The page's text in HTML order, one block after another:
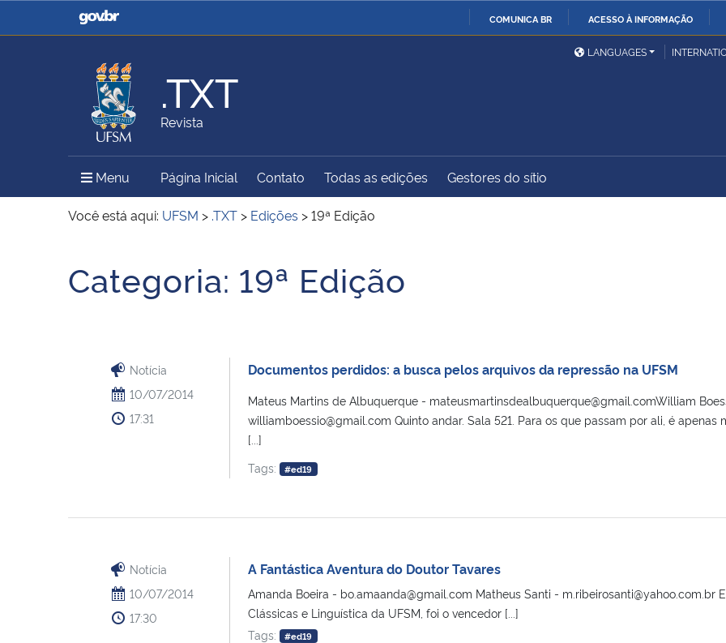
COMUNICA BR ACESSO À INFORMAÇÃO
Casa Civil
Ministério da Justiça e
Ministério da Defesa
Ministério das Relações
Exteriores
Ministério da Agricultura,
Pecuária e Abastecimento
Ministério do Meio Ambiente Ministério do Turismo
Ministério do
Secretaria de Governo
Gabinete de Segurança
Advocacia-Geral da União
LANGUAGES
.TXT
Revista
Menu Menu Principal do Sítio
Página Inicial Contato Todas as edições Gestores do sítio
Você está aqui: UFSM > .TXT > Edições >19ª Edição
Categoria: 19ª Edição
Notícia
10/07/2014
17:31
Documentos perdidos: a busca pelos arquivos da repressão na UFSM
Mateus Martins de Albuquerque - mateusmartinsdealbuquerque@gmail.comWilliam
williamboessio@gmail.com Quinto andar. Sala 521. Para os que passam por ali, é apenas
[...]
Tags:
#ed19
Notícia
10/07/2014
17:30
A Fantástica Aventura do Doutor Tavares
Amanda Boeira - bo.amaanda@gmail.com Matheus Santi - m.ribeirosanti@yahoo.com.br
Clássicas e Linguística da UFSM, foi o vencedor [...]
Tags:
#ed19